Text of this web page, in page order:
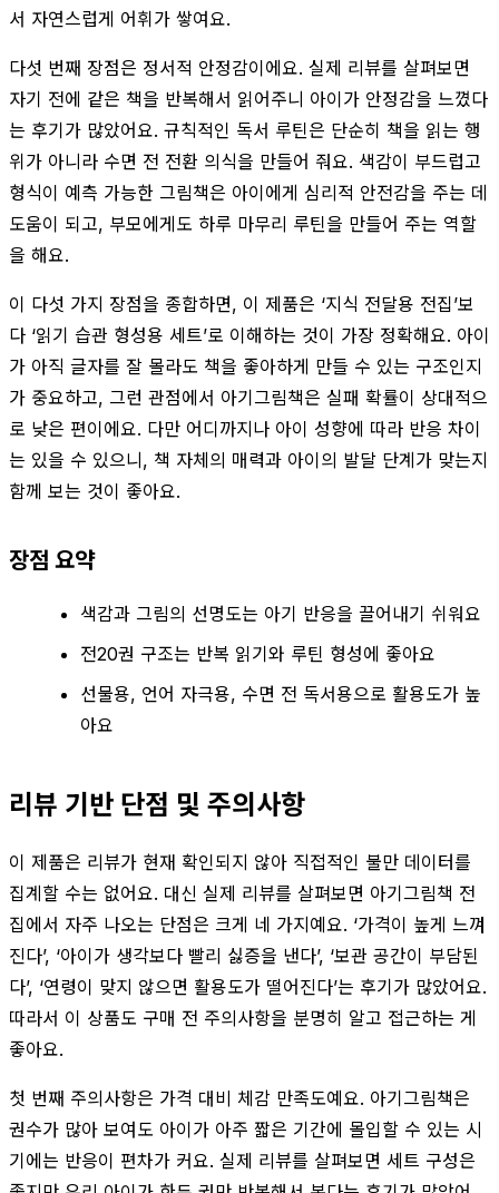
서 자연스럽게 어휘가 쌓여요.
다섯 번째 장점은 정서적 안정감이에요. 실제 리뷰를 살펴보면
자기 전에 같은 책을 반복해서 읽어주니 아이가 안정감을 느꼈다
는 후기가 많았어요. 규칙적인 독서 루틴은 단순히 책을 읽는 행
위가 아니라 수면 전 전환 의식을 만들어 줘요. 색감이 부드럽고
형식이 예측 가능한 그림책은 아이에게 심리적 안전감을 주는 데
도움이 되고, 부모에게도 하루 마무리 루틴을 만들어 주는 역할
을 해요.
이 다섯 가지 장점을 종합하면, 이 제품은 ‘지식 전달용 전집’보
다 ‘읽기 습관 형성용 세트’로 이해하는 것이 가장 정확해요. 아이
가 아직 글자를 잘 몰라도 책을 좋아하게 만들 수 있는 구조인지
가 중요하고, 그런 관점에서 아기그림책은 실패 확률이 상대적으
로 낮은 편이에요. 다만 어디까지나 아이 성향에 따라 반응 차이
는 있을 수 있으니, 책 자체의 매력과 아이의 발달 단계가 맞는지
함께 보는 것이 좋아요.
장점 요약
색감과 그림의 선명도는 아기 반응을 끌어내기 쉬워요
전20권 구조는 반복 읽기와 루틴 형성에 좋아요
선물용, 언어 자극용, 수면 전 독서용으로 활용도가 높
아요
리뷰 기반 단점 및 주의사항
이 제품은 리뷰가 현재 확인되지 않아 직접적인 불만 데이터를
집계할 수는 없어요. 대신 실제 리뷰를 살펴보면 아기그림책 전
집에서 자주 나오는 단점은 크게 네 가지예요. ‘가격이 높게 느껴
진다’, ‘아이가 생각보다 빨리 싫증을 낸다’, ‘보관 공간이 부담된
다’, ‘연령이 맞지 않으면 활용도가 떨어진다’는 후기가 많았어요.
따라서 이 상품도 구매 전 주의사항을 분명히 알고 접근하는 게
좋아요.
첫 번째 주의사항은 가격 대비 체감 만족도예요. 아기그림책은
권수가 많아 보여도 아이가 아주 짧은 기간에 몰입할 수 있는 시
기에는 반응이 편차가 커요. 실제 리뷰를 살펴보면 세트 구성은